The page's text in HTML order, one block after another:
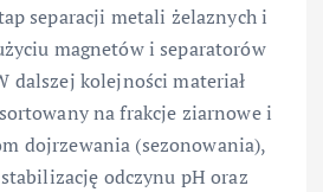
separacji metali żelaznych i
magnetów i separatorów
dalszej kolejności materiał
na frakcje ziarnowe i
dojrzewania (sezonowania),
odczynu pH oraz